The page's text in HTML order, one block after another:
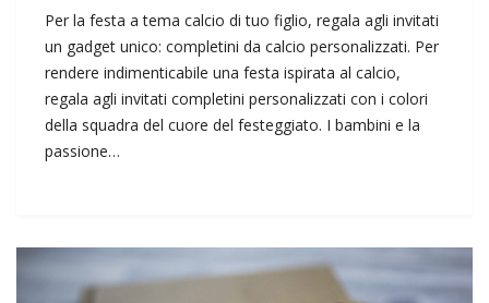
Per la festa a tema calcio di tuo figlio, regala agli invitati
un gadget unico: completini da calcio personalizzati. Per
rendere indimenticabile una festa ispirata al calcio,
regala agli invitati completini personalizzati con i colori
della squadra del cuore del festeggiato. I bambini e la
passione…